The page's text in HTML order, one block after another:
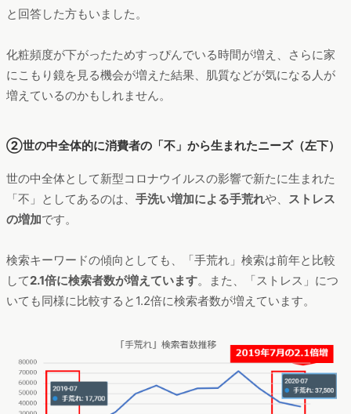
と回答した方もいました。
化粧頻度が下がったためすっぴんでいる時間が増え、さらに家
にこもり鏡を見る機会が増えた結果、肌質などが気になる人が
増えているのかもしれません。
②世の中全体的に消費者の「不」から生まれたニーズ（左下）
世の中全体として新型コロナウイルスの影響で新たに生まれた
「不」としてあるのは、 手洗い増加による手荒れや、
ストレス
の増加です。
検索キーワードの傾向としても、「手荒れ」検索は前年と比較
して2.1倍に検索者数が増えています。また、「ストレス」につ
いても同様に比較すると1.2倍に検索者数が増えています。